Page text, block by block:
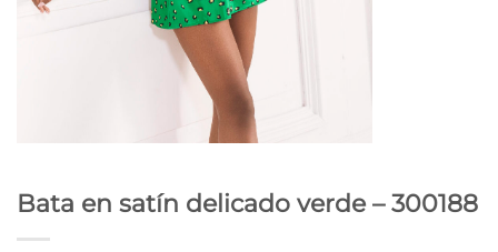
Bata en satín delicado verde – 300188